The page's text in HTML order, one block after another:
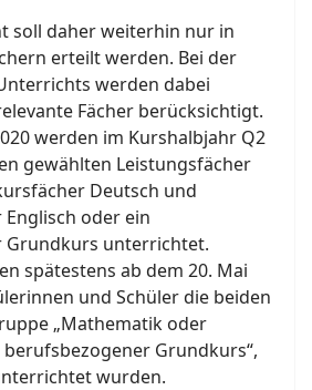
soll daher weiterhin nur in
erteilt werden. Bei der
werden dabei
Fächer berücksichtigt.
werden im Kurshalbjahr Q2
gewählten Leistungsfächer
Deutsch und
oder ein
Grundkurs unterrichtet.
spätestens ab dem 20. Mai
und Schüler die beiden
„Mathematik oder
Grundkurs“,
wurden.